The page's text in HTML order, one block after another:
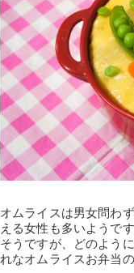
オムライスは男女問わ
える女性も多いようで
そうですが、どのよう
れなオムライスお弁当